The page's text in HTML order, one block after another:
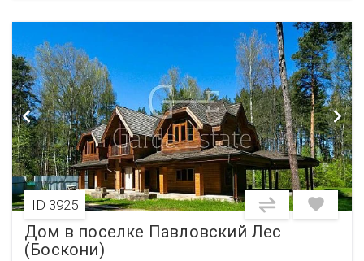
ID 3925
Дом в поселке Павловский Лес
(Боскони)